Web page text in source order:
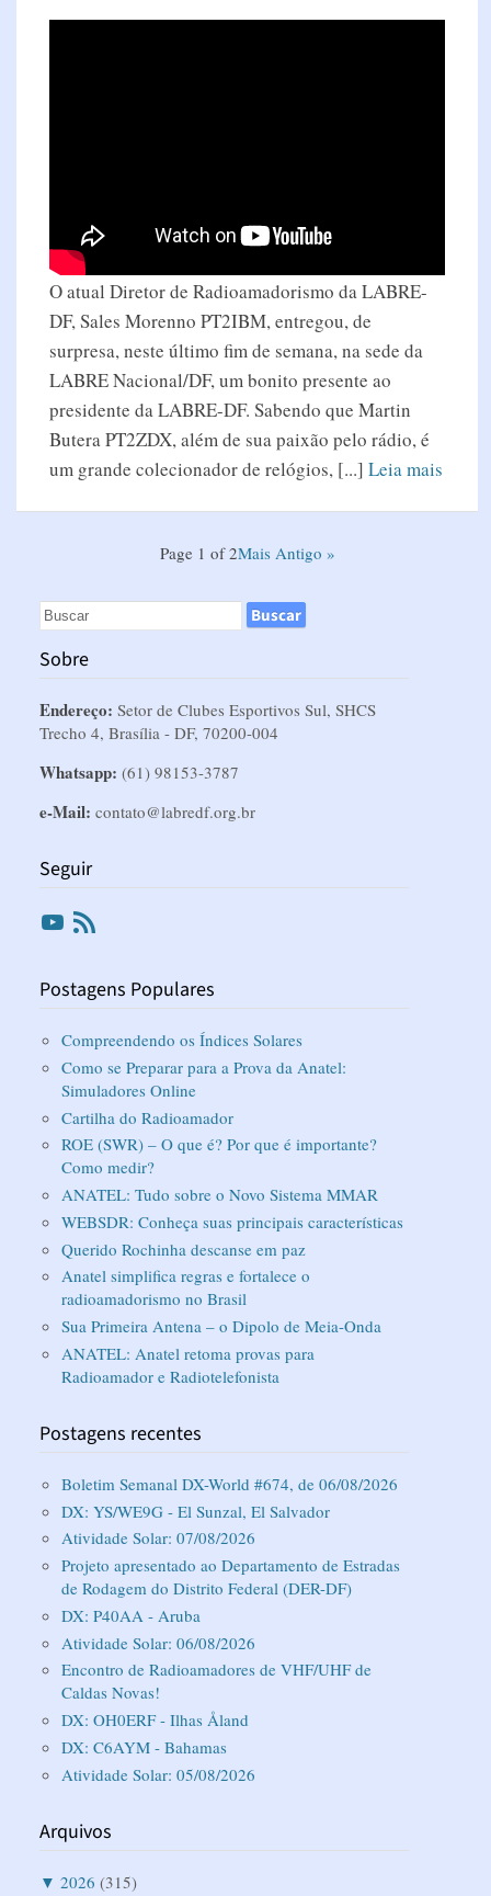
O atual Diretor de Radioamadorismo da LABRE-
DF, Sales Morenno PT2IBM, entregou, de
surpresa, neste último fim de semana, na sede da
LABRE Nacional/DF, um bonito presente ao
presidente da LABRE-DF. Sabendo que Martin
Butera PT2ZDX, além de sua paixão pelo rádio, é
um grande colecionador de relógios, [...] Leia mais
Page 1 of 2Mais Antigo »
Sobre
Endereço: Setor de Clubes Esportivos Sul, SHCS
Trecho 4, Brasília - DF, 70200-004
Whatsapp: (61) 98153-3787
e-Mail: contato@labredf.org.br
Seguir
Youtube
Postagens Populares
Compreendendo os Índices Solares
Como se Preparar para a Prova da Anatel:
Simuladores Online
Cartilha do Radioamador
ROE (SWR) – O que é? Por que é importante?
Como medir?
ANATEL: Tudo sobre o Novo Sistema MMAR
WEBSDR: Conheça suas principais características
Querido Rochinha descanse em paz
Anatel simplifica regras e fortalece o
radioamadorismo no Brasil
Sua Primeira Antena – o Dipolo de Meia-Onda
ANATEL: Anatel retoma provas para
Radioamador e Radiotelefonista
Postagens recentes
Boletim Semanal DX-World #674, de 06/08/2026
DX: YS/WE9G - El Sunzal, El Salvador
Atividade Solar: 07/08/2026
Projeto apresentado ao Departamento de Estradas
de Rodagem do Distrito Federal (DER-DF)
DX: P40AA - Aruba
Atividade Solar: 06/08/2026
Encontro de Radioamadores de VHF/UHF de
Caldas Novas!
DX: OH0ERF - Ilhas Åland
DX: C6AYM - Bahamas
Atividade Solar: 05/08/2026
Arquivos
▼ 2026 (315)